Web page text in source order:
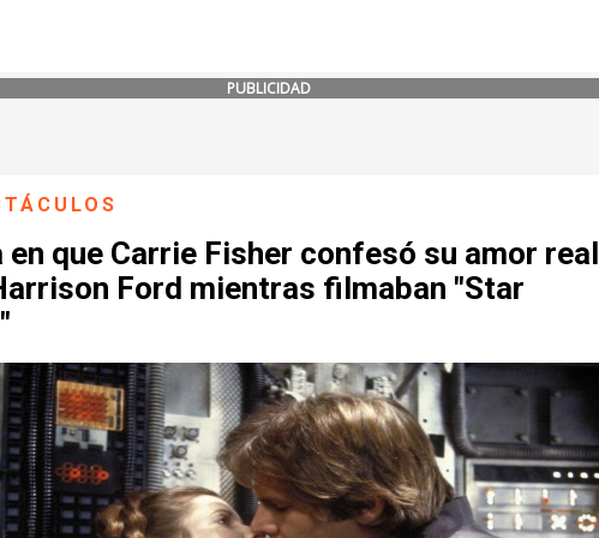
PUBLICIDAD
en que Carrie Fisher confesó su amor real
Ford mientras filmaban "Star